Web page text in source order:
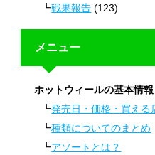
戦果報告 (123)
メニュー
ホットウィールの基本情報
発売日・価格・買える
種類についてのまとめ
アソートとは？